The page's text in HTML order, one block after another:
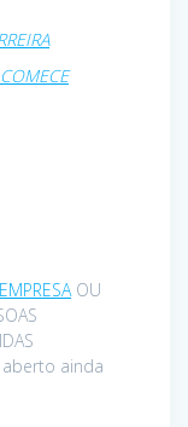
OU
aberto ainda